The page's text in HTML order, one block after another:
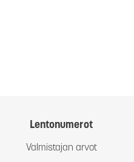
Lentonumerot
Valmistajan arvot